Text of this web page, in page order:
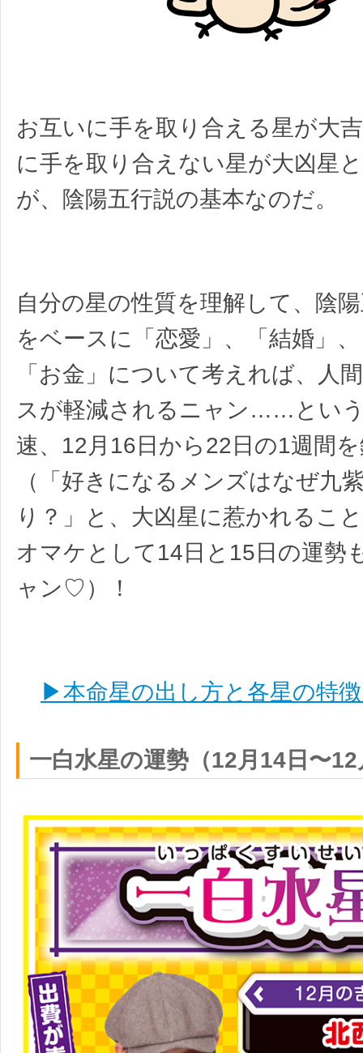
お互いに手を取り合える星が大
に手を取り合えない星が大凶星
が、陰陽五行説の基本なのだ。
自分の星の性質を理解して、陰
をベースに「恋愛」、「結婚」
「お金」について考えれば、人
スが軽減されるニャン……とい
速、12月16日から22日の1週間
（「好きになるメンズはなぜ九
り？」と、大凶星に惹かれるこ
オマケとして14日と15日の運勢
ャン♡）！
▶本命星の出し方と各星の特
一白水星の運勢（12月14日〜